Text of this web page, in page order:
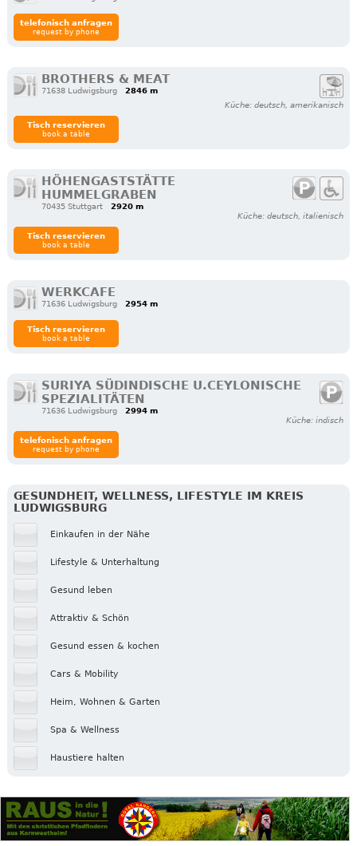
telefonisch anfragen
request by phone
BROTHERS & MEAT
71638 Ludwigsburg
2846 m
Küche: deutsch, amerikanisch
Tisch reservieren
book a table
HÖHENGASTSTÄTTE
HUMMELGRABEN
70435 Stuttgart
2920 m
Küche: deutsch, italienisch
Tisch reservieren
book a table
WERKCAFE
71636 Ludwigsburg 2954 m
Tisch reservieren
book a table
SURIYA SÜDINDISCHE U.CEYLONISCHE
SPEZIALITÄTEN
71636 Ludwigsburg
2994 m
Küche: indisch
telefonisch anfragen
request by phone
GESUNDHEIT, WELLNESS, LIFESTYLE IM KREIS
LUDWIGSBURG
Einkaufen in der Nähe
Lifestyle & Unterhaltung
Gesund leben
Attraktiv & Schön
Gesund essen & kochen
Cars & Mobility
Heim, Wohnen & Garten
Spa & Wellness
Haustiere halten